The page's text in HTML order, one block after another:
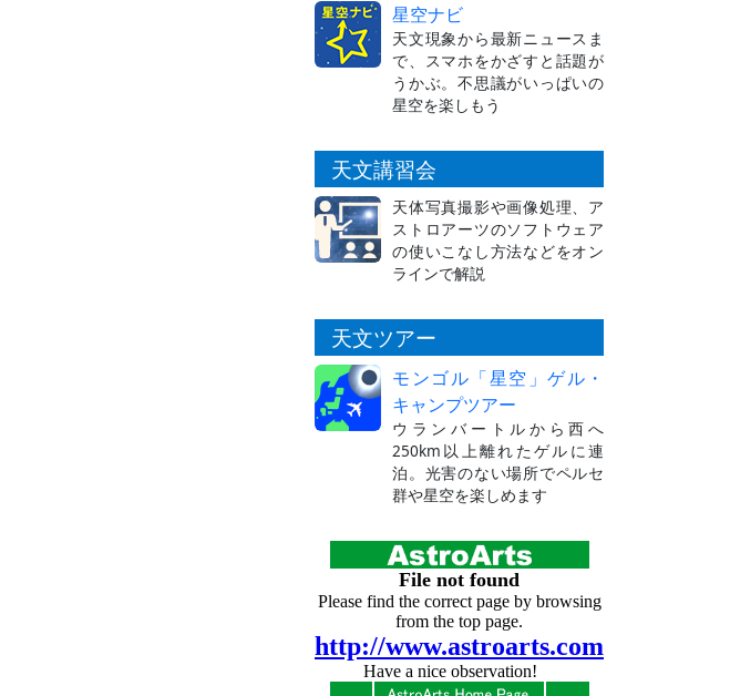
星空ナビ
天文現象から最新ニュースま
で、スマホをかざすと話題が
うかぶ。不思議がいっぱいの
星空を楽しもう
天文講習会
天体写真撮影や画像処理、ア
ストロアーツのソフトウェア
の使いこなし方法などをオン
ラインで解説
天文ツアー
モンゴル「星空」ゲル・
キャンプツアー
ウランバートルから西へ
250km以上離れたゲルに連
泊。光害のない場所でペルセ
群や星空を楽しめます